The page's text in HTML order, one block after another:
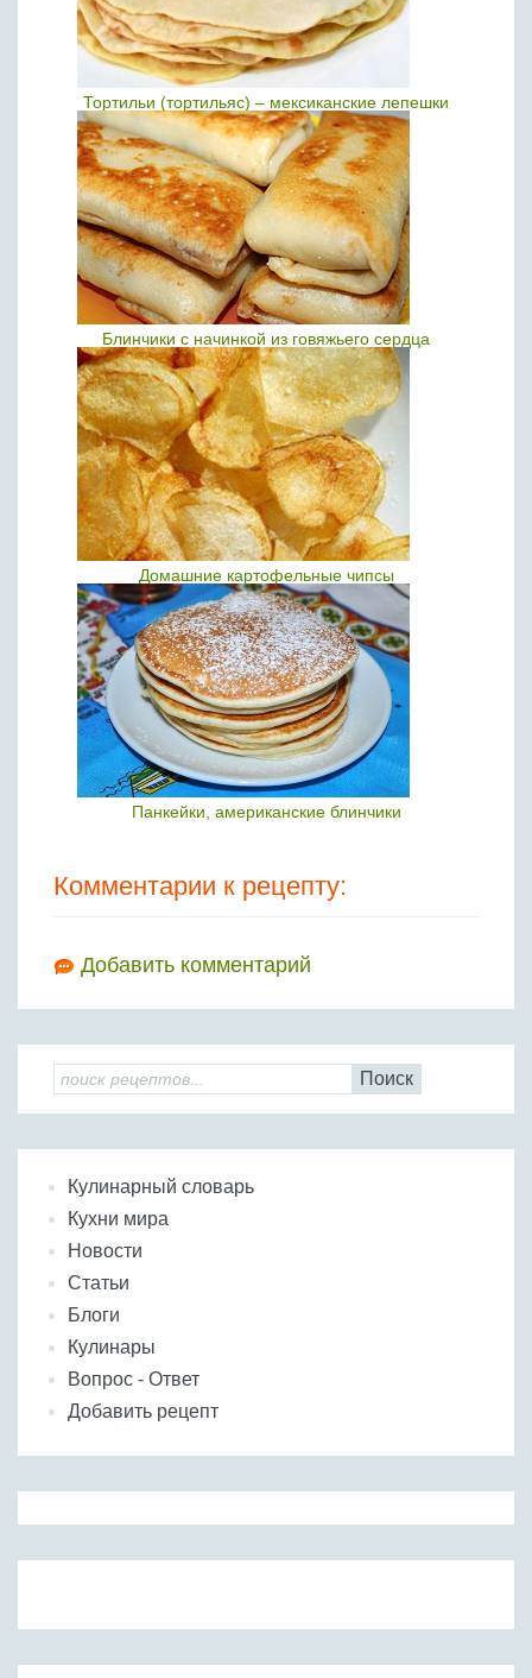
Тортильи (тортильяс) – мексиканские лепешки
Блинчики с начинкой из говяжьего сердца
Домашние картофельные чипсы
Панкейки, американские блинчики
Комментарии к рецепту:
Добавить комментарий
Поиск
Кулинарный словарь
Кухни мира
Новости
Статьи
Блоги
Кулинары
Вопрос - Ответ
Добавить рецепт